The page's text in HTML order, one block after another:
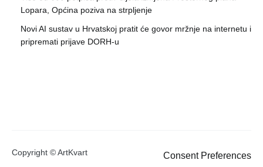
Lopara, Općina poziva na strpljenje
Novi AI sustav u Hrvatskoj pratit će govor mržnje na internetu i
pripremati prijave DORH-u
Copyright © ArtKvart Consent Preferences